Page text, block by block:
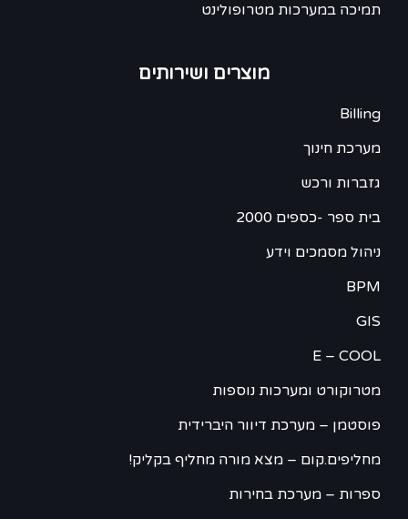
תמיכה במערכות מטרופולינט
מוצרים ושירותים
Billing
מערכת חינוך
גזברות ורכש
בית ספר -כספים 2000
ניהול מסמכים וידע
BPM
GIS
E – COOL
מטרוקורט ומערכות נוספות
פוסטמן – מערכת דיוור היברידית
מחליפים.קום – מצא מורה מחליף בקליק!
ספרות – מערכת בחירות